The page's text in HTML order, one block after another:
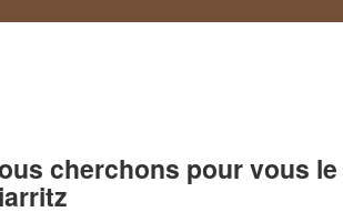
cherchons pour vous